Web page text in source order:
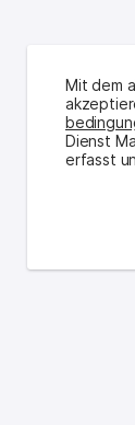
Mit dem
Dienst
erfasst